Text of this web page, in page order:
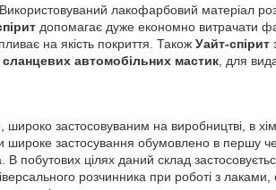
лакофарбовий матеріал
допомагає дуже економно витрачати
на якість покриття. Також Уайт-спірит
сланцевих автомобільних мастик , для
застосовуваним на виробництві, в
широке застосування обумовлено в першу
В побутових цілях даний склад
розчинника при роботі з